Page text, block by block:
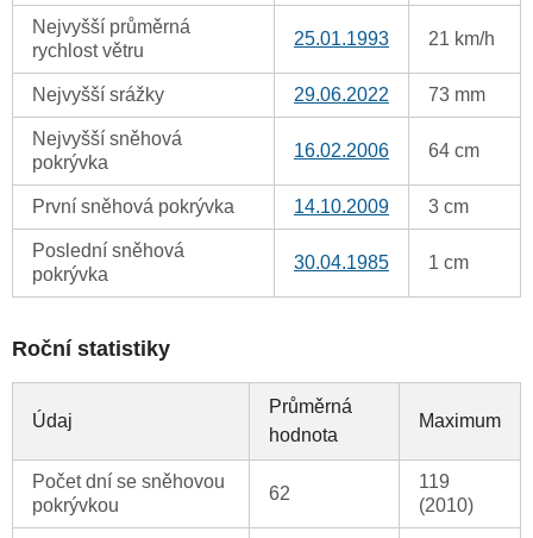
Nejvyšší průměrná
rychlost větru
25.01.1993 21 km/h
Nejvyšší srážky 29.06.2022 73 mm
Nejvyšší sněhová
pokrývka
16.02.2006 64 cm
První sněhová pokrývka 14.10.2009 3 cm
Poslední sněhová
pokrývka
30.04.1985 1 cm
Roční statistiky
Údaj
Průměrná
hodnota
Maximum
Počet dní se sněhovou
pokrývkou
62
119
(2010)